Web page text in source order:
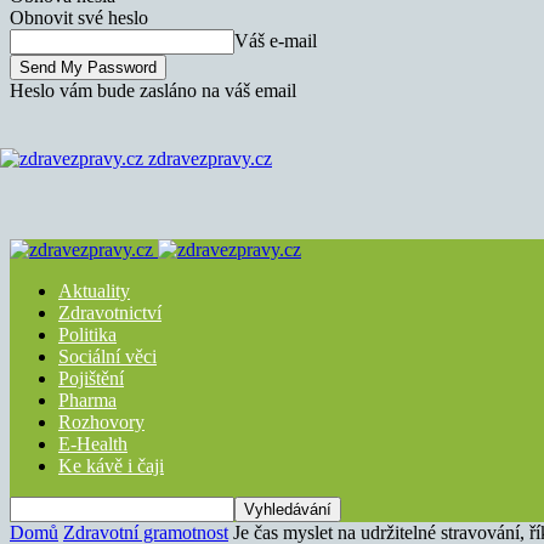
Obnovit své heslo
Váš e-mail
Heslo vám bude zasláno na váš email
zdravezpravy.cz
Aktuality
Zdravotnictví
Politika
Sociální věci
Pojištění
Pharma
Rozhovory
E-Health
Ke kávě i čaji
Domů Zdravotní gramotnost Je čas myslet na udržitelné stravování,